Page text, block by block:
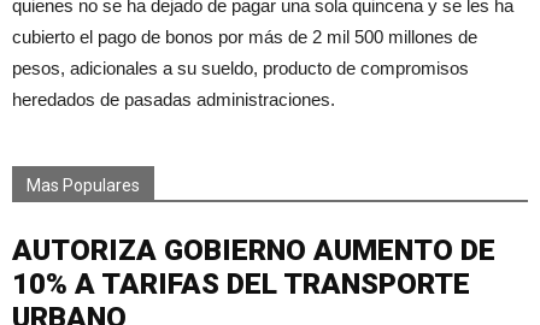
quienes no se ha dejado de pagar una sola quincena y se les ha
cubierto el pago de bonos por más de 2 mil 500 millones de
pesos, adicionales a su sueldo, producto de compromisos
heredados de pasadas administraciones.
Mas Populares
AUTORIZA GOBIERNO AUMENTO DE
10% A TARIFAS DEL TRANSPORTE
URBANO